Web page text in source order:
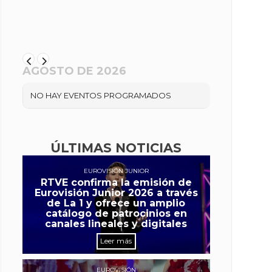
AGOSTO DE 2026
NO HAY EVENTOS PROGRAMADOS
ÚLTIMAS NOTICIAS
EUROVISIÓN JUNIOR
RTVE confirma la emisión de
Eurovisión Junior 2026 a través
de La 1 y ofrece un amplio
catálogo de patrocinios en
canales lineales y digitales
Leer más
EUROVISIÓN